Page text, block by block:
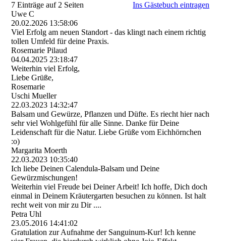
7 Einträge auf 2 Seiten
Ins Gästebuch eintragen
Uwe C
20.02.2026 13:58:06
Viel Erfolg am neuen Standort - das klingt nach einem richtig
tollen Umfeld für deine Praxis.
Rosemarie Pilaud
04.04.2025 23:18:47
Weiterhin viel Erfolg,
Liebe Grüße,
Rosemarie
Uschi Mueller
22.03.2023 14:32:47
Balsam und Gewürze, Pflanzen und Düfte. Es riecht hier nach
sehr viel Wohlgefühl für alle Sinne. Danke für Deine
Leidenschaft für die Natur. Liebe Grüße vom Eichhörnchen
:o)
Margarita Moerth
22.03.2023 10:35:40
Ich liebe Deinen Calendula-Balsam und Deine
Gewürzmischungen!
Weiterhin viel Freude bei Deiner Arbeit! Ich hoffe, Dich doch
einmal in Deinem Kräutergarten besuchen zu können. Ist halt
recht weit von mir zu Dir ....
Petra Uhl
23.05.2016 14:41:02
Gratulation zur Aufnahme der Sanguinum-Kur! Ich kenne